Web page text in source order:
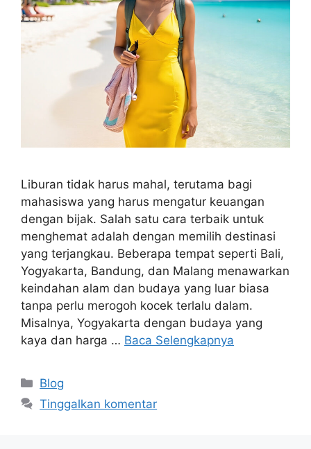
Liburan tidak harus mahal, terutama bagi
mahasiswa yang harus mengatur keuangan
dengan bijak. Salah satu cara terbaik untuk
menghemat adalah dengan memilih destinasi
yang terjangkau. Beberapa tempat seperti Bali,
Yogyakarta, Bandung, dan Malang menawarkan
keindahan alam dan budaya yang luar biasa
tanpa perlu merogoh kocek terlalu dalam.
Misalnya, Yogyakarta dengan budaya yang
kaya dan harga … Baca Selengkapnya
Kategori
Blog
Tinggalkan komentar